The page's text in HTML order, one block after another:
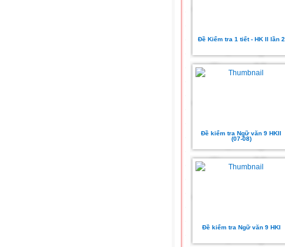
Đề Kiểm tra 1 tiết - HK II lần 2
Đề kiểm tra Ngữ văn 9 HKII
(07-08)
Đề kiểm tra Ngữ văn 9 HKI